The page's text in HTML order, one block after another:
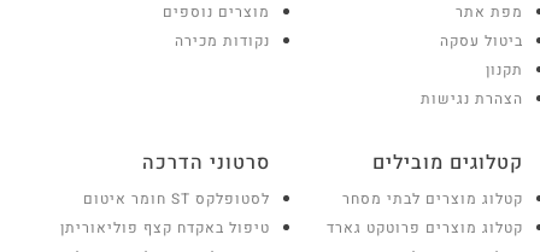
מפת אתר
ביטול עסקה
תקנון
הצהרת נגישות
מוצרים נוספים
נקודות מכירה
קטלוגים מובילים
קטלוג מוצרים לבתי מסחר
קטלוג מוצרים פרוטקט גארד
סרטוני הדרכה
לסטופלקס ST חומר איטום
טיפול באקדח קצף פוליאוריתן